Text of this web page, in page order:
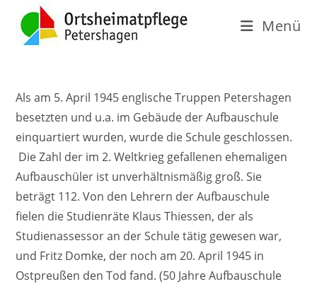
Menü
Als am 5. April 1945 englische Truppen Petershagen
besetzten und u.a. im Gebäude der Aufbauschule
einquartiert wurden, wurde die Schule geschlossen.
Die Zahl der im 2. Weltkrieg gefallenen ehemaligen
Aufbauschüler ist unverhältnismäßig groß. Sie
beträgt 112. Von den Lehrern der Aufbauschule
fielen die Studienräte Klaus Thiessen, der als
Studienassessor an der Schule tätig gewesen war,
und Fritz Domke, der noch am 20. April 1945 in
Ostpreußen den Tod fand. (50 Jahre Aufbauschule